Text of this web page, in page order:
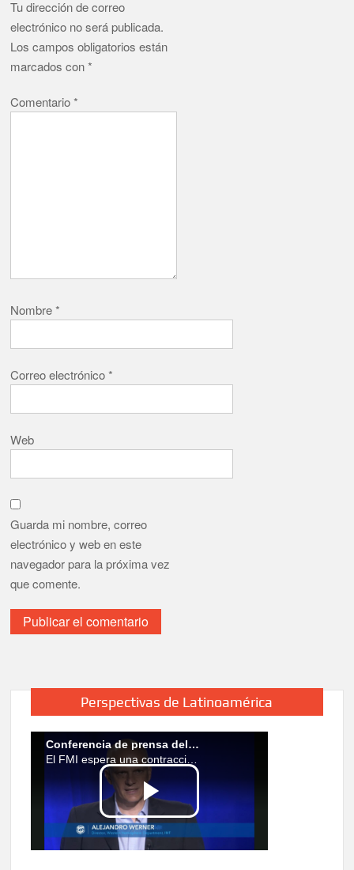
Tu dirección de correo
electrónico no será publicada.
Los campos obligatorios están
marcados con*
Comentario*
Nombre*
Correo electrónico*
Web
Guarda mi nombre, correo
electrónico y web en este
navegador para la próxima vez
que comente.
Perspectivas de Latinoamérica